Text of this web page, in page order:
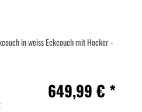
in weiss Eckcouch mit Hocker -
649,99 € *